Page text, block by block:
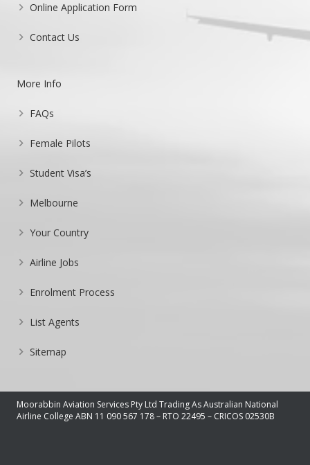
Online Application Form
Contact Us
More Info
FAQs
Female Pilots
Student Visa’s
Melbourne
Your Country
Airline Jobs
Enrolment Process
List Agents
Sitemap
Moorabbin Aviation Services Pty Ltd Trading As Australian National
Airline College ABN 11 090 567 178 – RTO 22495 – CRICOS 02530B